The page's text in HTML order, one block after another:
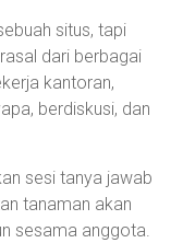
situs, tapi
dari berbagai
kantoran,
berdiskusi, dan
sesi tanya jawab
tanaman akan
sesama anggota.